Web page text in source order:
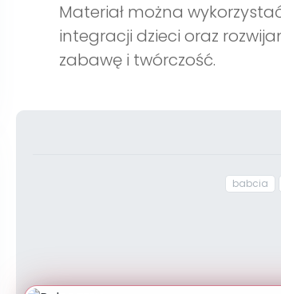
Materiał można
integracji dzieci oraz
zabawę i twórczość.
babcia